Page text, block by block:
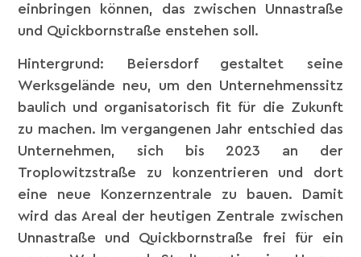
einbringen können, das zwischen Unnastraße
und Quickbornstraße enstehen soll.
Hintergrund: Beiersdorf gestaltet seine
Werksgelände neu, um den Unternehmenssitz
baulich und organisatorisch fit für die Zukunft
zu machen. Im vergangenen Jahr entschied das
Unternehmen, sich bis 2023 an der
Troplowitzstraße zu konzentrieren und dort
eine neue Konzernzentrale zu bauen. Damit
wird das Areal der heutigen Zentrale zwischen
Unnastraße und Quickbornstraße frei für ein